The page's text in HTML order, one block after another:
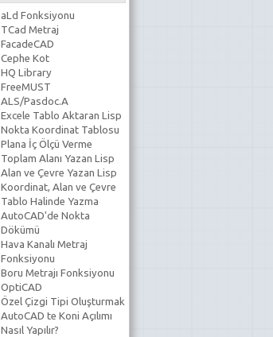
aLd Fonksiyonu
TCad Metraj
FacadeCAD
Cephe Kot
HQ Library
FreeMUST
ALS/Pasdoc.A
Excele Tablo Aktaran Lisp
Nokta Koordinat Tablosu
Plana İç Ölçü Verme
Toplam Alanı Yazan Lisp
Alan ve Çevre Yazan Lisp
Koordinat, Alan ve Çevre
Tablo Halinde Yazma
AutoCAD'de Nokta
Dökümü
Hava Kanalı Metraj
Fonksiyonu
Boru Metrajı Fonksiyonu
OptiCAD
Özel Çizgi Tipi Oluşturmak
AutoCAD te Koni Açılımı
Nasıl Yapılır?